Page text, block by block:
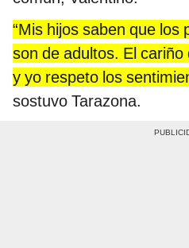
“Mis hijos saben que los
son de adultos. El
y yo respeto los
sostuvo Tarazona.